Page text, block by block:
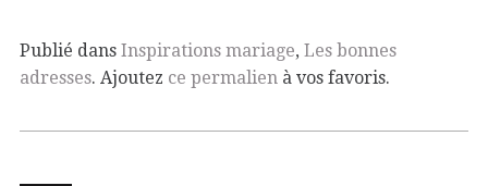
Publié dans Inspirations mariage, Les bonnes
adresses. Ajoutez ce permalien à vos favoris.